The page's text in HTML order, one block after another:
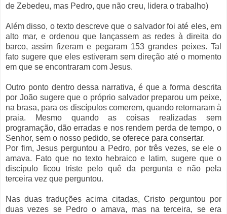
de Zebedeu, mas Pedro, que não creu, lidera o trabalho)
Além disso, o texto descreve que o salvador foi até eles, em
alto mar, e ordenou que lançassem as redes à direita do
barco, assim fizeram e pegaram 153 grandes peixes. Tal
fato sugere que eles estiveram sem direção até o momento
em que se encontraram com Jesus.
Outro ponto dentro dessa narrativa, é que a forma descrita
por João sugere que o próprio salvador preparou um peixe,
na brasa, para os discípulos comerem, quando retornaram à
praia. Mesmo quando as coisas realizadas sem
programação, dão erradas e nos rendem perda de tempo, o
Senhor, sem o nosso pedido, se oferece para consertar.
Por fim, Jesus perguntou a Pedro, por três vezes, se ele o
amava. Fato que no texto hebraico e latim, sugere que o
discípulo ficou triste pelo quê da pergunta e não pela
terceira vez que perguntou.
Nas duas traduções acima citadas, Cristo perguntou por
duas vezes se Pedro o amava, mas na terceira, se era